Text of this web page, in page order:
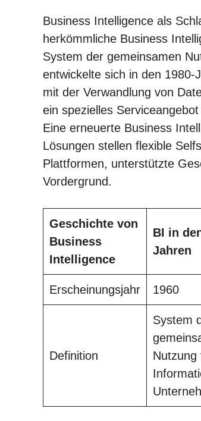
Business Intelligence als
herkömmliche Business
System der gemeinsamen
entwickelte sich in den 1980-
mit der Verwandlung von
ein spezielles
Eine erneuerte Business
Lösungen stellen flexible
Plattformen, unterstützte
Vordergrund.
Geschichte von
Business
Intelligence
BI in
Jahren
Erscheinungsjahr 1960
Definition
System
Nutzung